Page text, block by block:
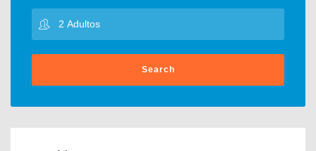
Search